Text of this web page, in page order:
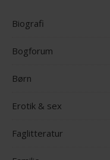
Biografi
Bogforum
Børn
Erotik & sex
Faglitteratur